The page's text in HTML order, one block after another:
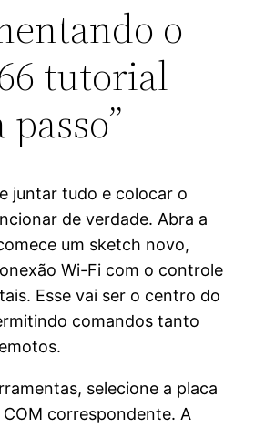
o
tutorial
juntar tudo e colocar o
de verdade. Abra a
um sketch novo,
Wi-Fi com o controle
Esse vai ser o centro do
comandos tanto
selecione a placa
COM correspondente. A